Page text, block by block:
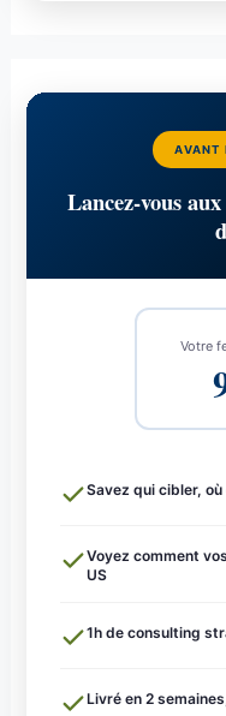
AVANT
Lancez-vous
Votre
Savez qui cibler,
Voyez comment
US
1h de consulting
Livré en 2